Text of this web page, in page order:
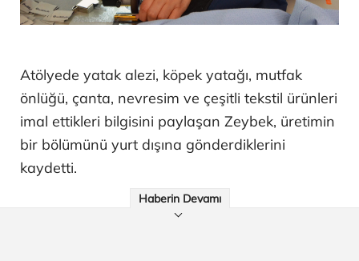
Atölyede yatak alezi, köpek yatağı, mutfak
önlüğü, çanta, nevresim ve çeşitli tekstil ürünleri
imal ettikleri bilgisini paylaşan Zeybek, üretimin
bir bölümünü yurt dışına gönderdiklerini
kaydetti.
Haberin Devamı